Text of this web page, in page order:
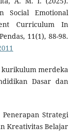
Social Emotional
Curriculum In
11(1), 88-98.
kurikulum merdeka
Dasar dan
Strategi
Kreativitas Belajar